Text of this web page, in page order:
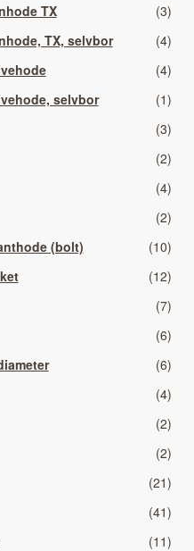
TX
(3)
TX, selvbor
(4)
(4)
selvbor
(1)
(3)
(2)
(4)
(2)
(bolt)
(10)
(12)
(7)
(6)
(6)
(4)
(2)
(2)
(21)
(41)
(11)